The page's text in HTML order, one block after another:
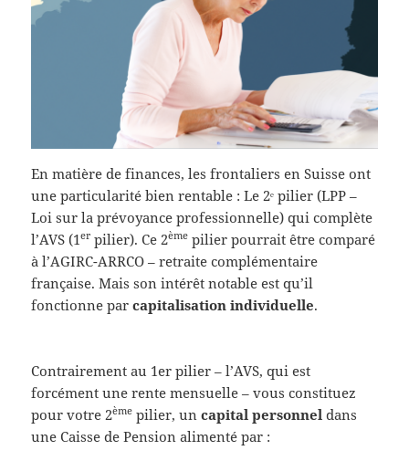
En matière de finances, les frontaliers en Suisse ont
une particularité bien rentable : Le 2ᵉ pilier (LPP –
Loi sur la prévoyance professionnelle) qui complète
l’AVS (1er pilier). Ce 2ème pilier pourrait être comparé
à l’AGIRC-ARRCO – retraite complémentaire
française. Mais son intérêt notable est qu’il
fonctionne parcapitalisation individuelle.
Contrairement au 1er pilier – l’AVS, qui est
forcément une rente mensuelle – vous constituez
pour votre 2ème pilier, uncapital personnel dans
une Caisse de Pension alimenté par :